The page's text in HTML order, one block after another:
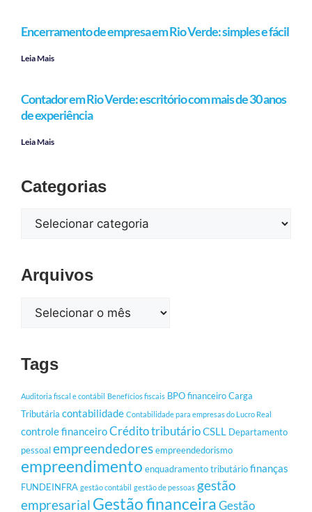
Encerramento de empresa em Rio Verde: simples e fácil
Leia Mais
Contador em Rio Verde: escritório com mais de 30 anos
de experiência
Leia Mais
Categorias
Arquivos
Tags
Auditoria fiscal e contábil Benefícios fiscais BPO financeiroCarga
Tributária contabilidade Contabilidade para empresas do Lucro Real
controle financeiroCrédito tributárioCSLL Departamento
pessoalempreendedoresempreendedorismo
empreendimento enquadramento tributáriofinanças
FUNDEINFRA gestão contábil gestão de pessoas gestão
empresarial Gestão financeiraGestão